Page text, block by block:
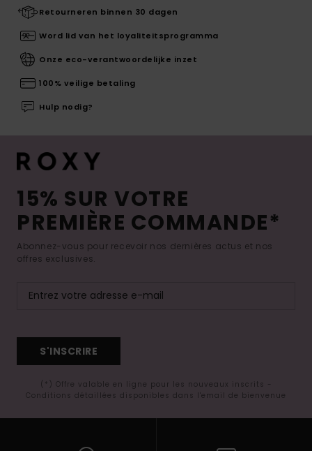
Retourneren binnen 30 dagen
Word lid van het loyaliteitsprogramma
Onze eco-verantwoordelijke inzet
100% veilige betaling
Hulp nodig?
15% SUR VOTRE
PREMIÈRE COMMANDE*
Abonnez-vous pour recevoir nos dernières actus et nos
offres exclusives.
S'INSCRIRE
(*) Offre valable en ligne pour les nouveaux inscrits -
Conditions détaillées disponibles dans l'email de bienvenue